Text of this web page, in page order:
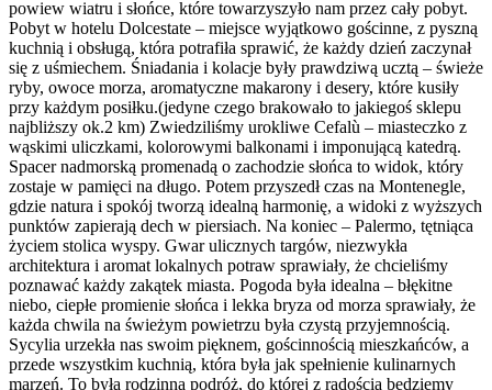
powiew wiatru i słońce, które towarzyszyło nam przez cały pobyt.
Pobyt w hotelu Dolcestate – miejsce wyjątkowo gościnne, z pyszną
kuchnią i obsługą, która potrafiła sprawić, że każdy dzień zaczynał
się z uśmiechem. Śniadania i kolacje były prawdziwą ucztą – świeże
ryby, owoce morza, aromatyczne makarony i desery, które kusiły
przy każdym posiłku.(jedyne czego brakowało to jakiegoś sklepu
najbliższy ok.2 km) Zwiedziliśmy urokliwe Cefalù – miasteczko z
wąskimi uliczkami, kolorowymi balkonami i imponującą katedrą.
Spacer nadmorską promenadą o zachodzie słońca to widok, który
zostaje w pamięci na długo. Potem przyszedł czas na Montenegle,
gdzie natura i spokój tworzą idealną harmonię, a widoki z wyższych
punktów zapierają dech w piersiach. Na koniec – Palermo, tętniąca
życiem stolica wyspy. Gwar ulicznych targów, niezwykła
architektura i aromat lokalnych potraw sprawiały, że chcieliśmy
poznawać każdy zakątek miasta. Pogoda była idealna – błękitne
niebo, ciepłe promienie słońca i lekka bryza od morza sprawiały, że
każda chwila na świeżym powietrzu była czystą przyjemnością.
Sycylia urzekła nas swoim pięknem, gościnnością mieszkańców, a
przede wszystkim kuchnią, która była jak spełnienie kulinarnych
marzeń. To była rodzinna podróż, do której z radością będziemy